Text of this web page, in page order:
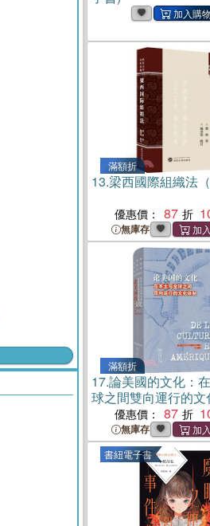
滿額折
13.梁西國際組織法（
優惠價： 87
無庫存
滿額折
17.論美國的文化：
球之間雙向運行的文
（簡體書）
優惠價： 87
無庫存
書紐電子書